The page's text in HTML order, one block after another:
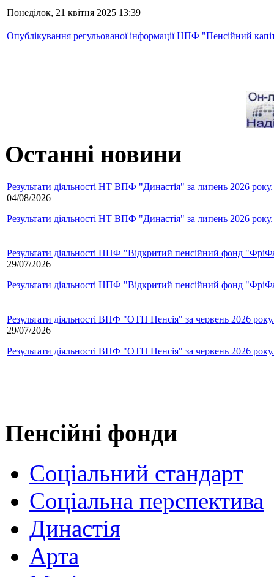
Понеділок, 21 квітня 2025 13:39
Опублікування регульованої інформації НПФ "Пенсійний
Останні новини
Результати діяльності НТ ВПФ "Династія" за липень 2026 року.
04/08/2026
Результати діяльності НТ ВПФ "Династія" за липень 2026 року.
Результати діяльності НПФ "Відкритий пенсійний фонд
29/07/2026
Результати діяльності НПФ "Відкритий пенсійний фонд
Результати діяльності ВПФ "ОТП Пенсія" за червень 2026 року.
29/07/2026
Результати діяльності ВПФ "ОТП Пенсія" за червень 2026 року.
Пенсійні фонди
Соціальний стандарт
Соціальна перспектива
Династія
Арта